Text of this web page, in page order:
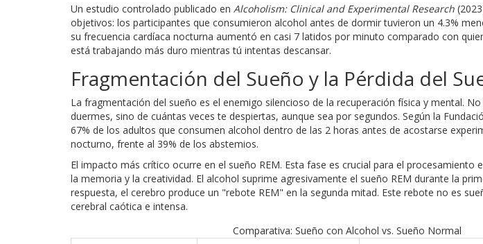
Un estudio controlado publicado en Alcoholism: Clinical and Experimental Research
objetivos: los participantes que consumieron alcohol antes de dormir tuvieron un 4.3%
su frecuencia cardíaca nocturna aumentó en casi 7 latidos por minuto comparado con
está trabajando más duro mientras tú intentas descansar.
Fragmentación del Sueño y la Pérdida del
La fragmentación del sueño es el enemigo silencioso de la recuperación física y mental.
duermes, sino de cuántas veces te despiertas, aunque sea por segundos. Según la
67% de los adultos que consumen alcohol dentro de las 2 horas antes de acostarse
nocturno, frente al 39% de los abstemios.
El impacto más crítico ocurre en el sueño REM. Esta fase es crucial para el procesamiento
la memoria y la creatividad. El alcohol suprime agresivamente el sueño REM durante la
respuesta, el cerebro produce un "rebote REM" en la segunda mitad. Este rebote no es
cerebral caótica e intensa.
Comparativa: Sueño con Alcohol vs. Sueño Normal